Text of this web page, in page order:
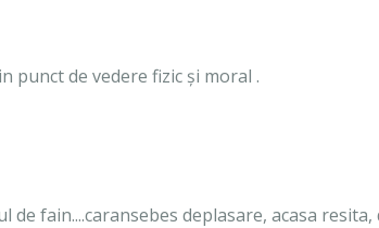
punct de vedere fizic și moral .
fain....caransebes deplasare, acasa